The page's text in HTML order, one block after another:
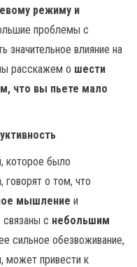
режиму и
проблемы с
значительное влияние на
расскажем о шести
что вы пьете мало
которое было
, говорят о том, что
мышление и
с небольшим
сильное обезвоживание,
может привести к